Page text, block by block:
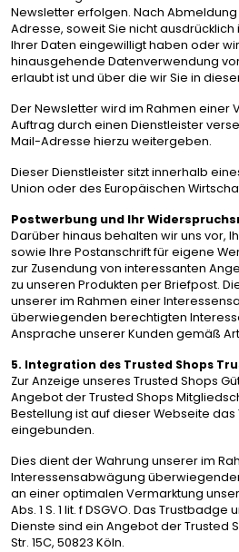
Newsletter erfolgen. Nach
Adresse, soweit Sie nicht ausdrücklich
Ihrer Daten eingewilligt haben oder
hinausgehende Datenverwendung
erlaubt ist und über die wir Sie in
Der Newsletter wird im Rahmen einer
Auftrag durch einen Dienstleister
Mail-Adresse hierzu weitergeben.
Dieser Dienstleister sitzt innerhalb
Union oder des Europäischen
Postwerbung und Ihr
Darüber hinaus behalten wir uns vor,
sowie Ihre Postanschrift für eigene
zur Zusendung von interessanten
zu unseren Produkten per Briefpost.
unserer im Rahmen einer
überwiegenden berechtigten
Ansprache unserer Kunden gemäß Art.
5. Integration des Trusted Shops
Zur Anzeige unseres Trusted Shops
Angebot der Trusted Shops
Bestellung ist auf dieser Webseite
eingebunden.
Dies dient der Wahrung unserer im
Interessensabwägung
an einer optimalen Vermarktung
Abs. 1 S. 1 lit. f DSGVO. Das
Dienste sind ein Angebot der Trusted
Str. 15C, 50823 Köln.